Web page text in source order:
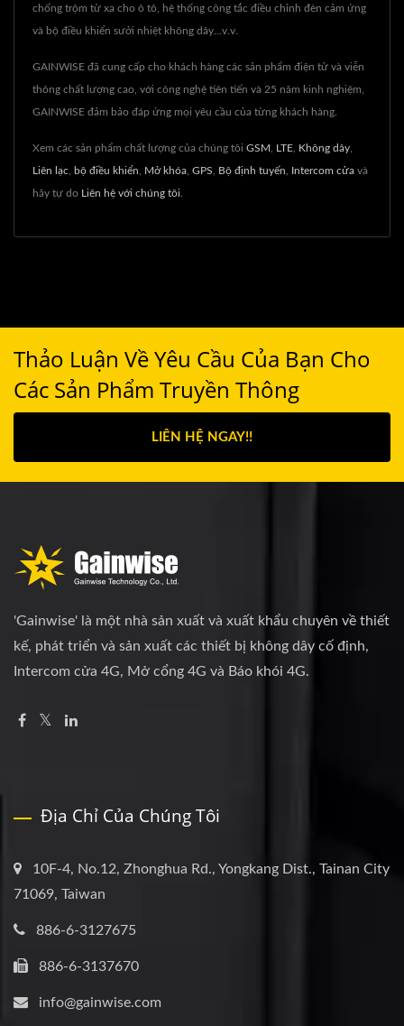
chống trộm từ xa cho ô tô, hệ thống công tắc điều chỉnh đèn cảm ứng
và bộ điều khiển sưởi nhiệt không dây...v.v.
GAINWISE đã cung cấp cho khách hàng các sản phẩm điện tử và viễn
thông chất lượng cao, với công nghệ tiên tiến và 25 năm kinh nghiệm,
GAINWISE đảm bảo đáp ứng mọi yêu cầu của từng khách hàng.
Xem các sản phẩm chất lượng của chúng tôi GSM LTE Không dây
Liên lạc bộ điều khiển Mở khóa GPS Bộ định tuyến Intercom cửa và
hãy tự do Liên hệ với chúng tôi
Thảo Luận Về Yêu Cầu Của Bạn Cho
Các Sản Phẩm Truyền Thông
LIÊN HỆ NGAY!!
'Gainwise' là một nhà sản xuất và xuất khẩu chuyên về thiết
kế, phát triển và sản xuất các thiết bị không dây cố định,
Intercom cửa 4G, Mở cổng 4G và Báo khói 4G.
Địa Chỉ Của Chúng Tôi
10F-4, No.12, Zhonghua Rd., Yongkang Dist., Tainan City
71069, Taiwan
886-6-3127675
886-6-3137670
info@gainwise.com